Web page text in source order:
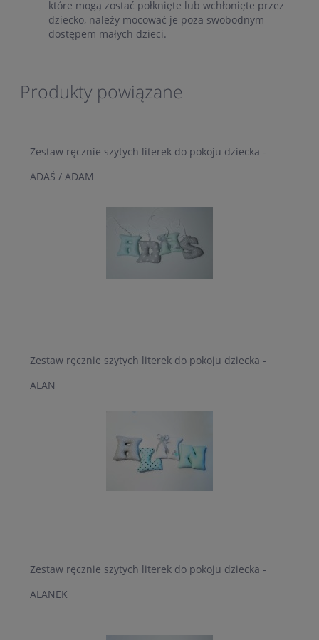
które mogą zostać połknięte lub wchłonięte przez
dziecko, należy mocować je poza swobodnym
dostępem małych dzieci.
Produkty powiązane
Zestaw ręcznie szytych literek do pokoju dziecka -
ADAŚ / ADAM
Zestaw ręcznie szytych literek do pokoju dziecka -
ALAN
Zestaw ręcznie szytych literek do pokoju dziecka -
ALANEK